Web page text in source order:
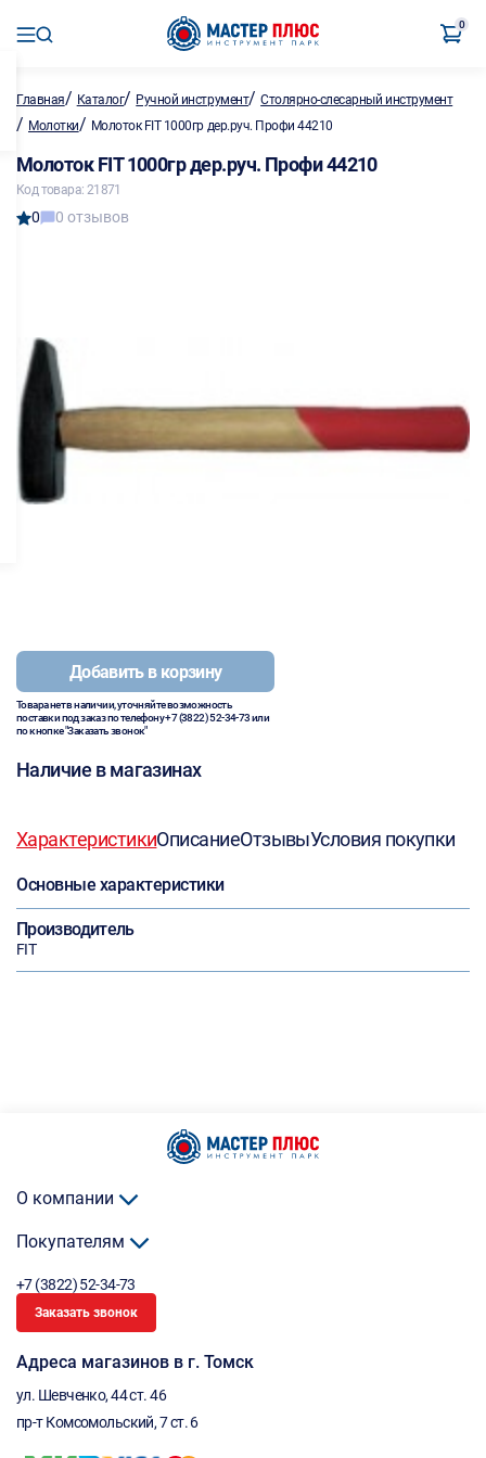
0
Главная/ Каталог/ Ручной инструмент/Столярно-слесарный инструмент
/ Молотки/ Молоток FIT 1000гр дер.руч. Профи 44210
Молоток FIT 1000гр дер.руч. Профи 44210
Код товара: 21871
0 0 отзывов
Добавить в корзину
Товара нет в наличии, уточняйте возможность
поставки под заказ по телефону+7 (3822) 52-34-73или
по кнопке "Заказать звонок"
Наличие в магазинах
ХарактеристикиОписаниеОтзывыУсловия покупки
Основные характеристики
Производитель
FIT
О компании
Покупателям
+7 (3822) 52-34-73
Заказать звонок
Адреса магазинов в г. Томск
ул. Шевченко, 44 ст. 46
пр-т Комсомольский, 7 ст. 6